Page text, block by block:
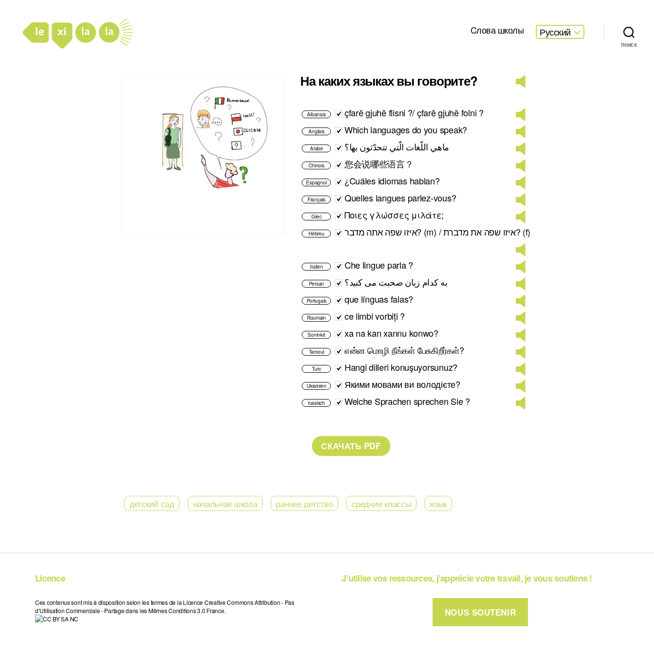
Cлова школы Русский
поиск
На каких языках вы говорите?
Albanais çfarë gjuhë flisni ?/ çfarë gjuhë folni ?
Anglais Which languages do you speak?
Arabe ماهي اللّغات الّتي تتحدّثون بها؟
Chinois 您会说哪些语言？
Espagnol ¿Cuáles idiomas hablan?
Français Quelles langues parlez-vous?
Grec Ποιες γλώσσες μιλάτε;
Hébreu איזו שפה אתה מדבר? (m) / איזו שפה את מדברת? (f)
Italien Che lingue parla ?
Persan به کدام زبان صحبت می کنید؟
Portugais que línguas falas?
Roumain ce limbi vorbiți ?
Soninké xa na kan xannu konwo?
Tamoul என்ன மொழி நீங்கள் பேசுகிறீர்கள்?
Turc Hangi dilleri konuşuyorsunuz?
Ukrainien Якими мовами ви володієте?
russisch Welche Sprachen sprechen Sie ?
детский сад начальная школа раннее детство средние классы язык
Licence
Ces contenus sont mis à disposition selon les termes de la Licence Creative Commons Attribution - Pas
d’Utilisation Commerciale - Partage dans les Mêmes Conditions 3.0 France.
J’utilise vos ressources, j’apprécie votre travail, je vous soutiens !
NOUS SOUTENIR